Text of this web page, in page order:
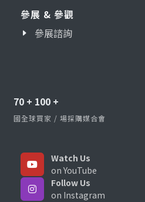
參展 & 參觀
參展諮詢
70 + 100 +
國全球買家 / 場採購媒合會
Watch Us
on YouTube
Follow Us
on Instagram